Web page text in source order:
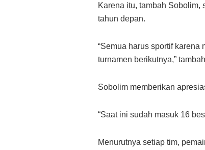
Karena itu, tambah Sobolim,
tahun depan.
“Semua harus sportif
turnamen berikutnya,”
Sobolim memberikan
“Saat ini sudah masuk 16
Menurutnya setiap tim,